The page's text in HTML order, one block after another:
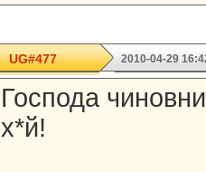
UG#477 2010-04-29
Господа
х*й!